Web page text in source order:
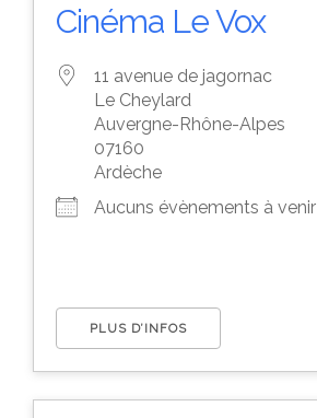
Cinéma Le Vox
11 avenue de jagornac
Le Cheylard
Auvergne-Rhône-Alpes
07160
Ardèche
Aucuns évènements à venir
PLUS D’INFOS